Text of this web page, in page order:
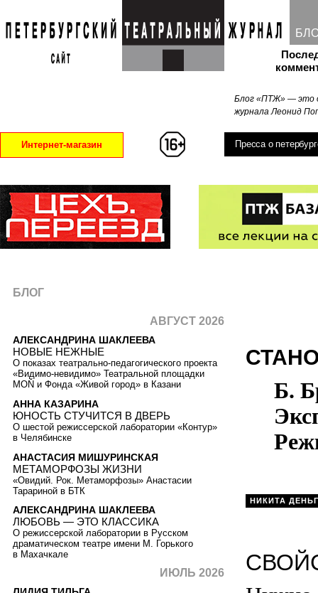
Блог «ПТЖ» — это
журнала Леонид
Интернет-магазин Пресса о
Б.
НИКИТА
БЛОГ
АВГУСТ 2026
АЛЕКСАНДРИНА ШАКЛЕЕВА
НОВЫЕ НЕЖНЫЕ
О показах театрально-педагогического проекта
«Видимо-невидимо» Театральной площадки
MOŇ и Фонда «Живой город» в Казани
АННА КАЗАРИНА
ЮНОСТЬ СТУЧИТСЯ В ДВЕРЬ
О шестой режиссерской лаборатории «Контур»
в Челябинске
АНАСТАСИЯ МИШУРИНСКАЯ
МЕТАМОРФОЗЫ ЖИЗНИ
«Овидий. Рок. Метаморфозы» Анастасии
Тарариной в БТК
АЛЕКСАНДРИНА ШАКЛЕЕВА
ЛЮБОВЬ — ЭТО КЛАССИКА
О режиссерской лаборатории в Русском
драматическом театре имени М. Горького
в Махачкале
ИЮЛЬ 2026